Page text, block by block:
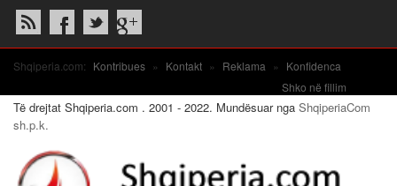
Shqiperia.com: Kontribues » Kontakt » Reklama »
Konfidenca
Shko në fillim
Të drejtat Shqiperia.com . 2001 - 2022. Mundësuar nga ShqiperiaCom
sh.p.k.